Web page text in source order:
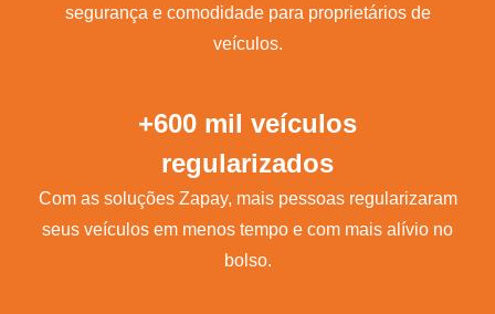
segurança e comodidade para proprietários de
veículos.
+600 mil veículos
regularizados
Com as soluções Zapay, mais pessoas regularizaram
seus veículos em menos tempo e com mais alívio no
bolso.